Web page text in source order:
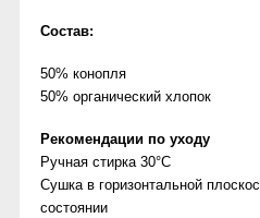
Состав:
50% конопля
50% органический хлопок
Рекомендации по уходу
Ручная стирка 30°C
Сушка в горизонтальной
состоянии